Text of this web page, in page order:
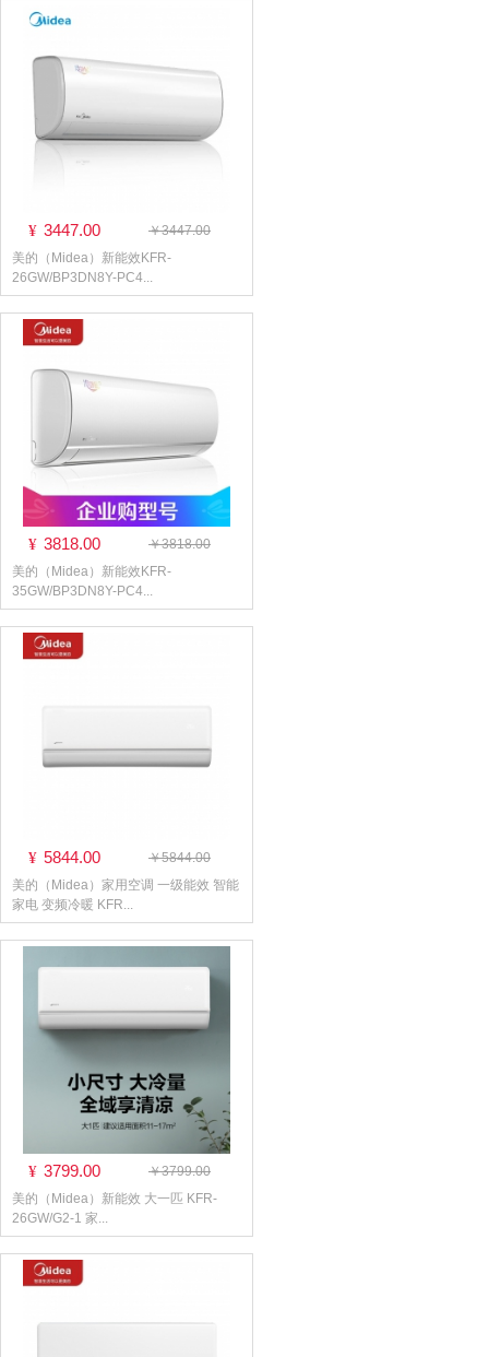
¥ 3447.00
￥3447.00
美的（Midea）新能效KFR-
26GW/BP3DN8Y-PC4...
¥ 3818.00
￥3818.00
美的（Midea）新能效KFR-
35GW/BP3DN8Y-PC4...
¥ 5844.00
￥5844.00
美的（Midea）家用空调 一级能效 智能
家电 变频冷暖 KFR...
¥ 3799.00
￥3799.00
美的（Midea）新能效 大一匹 KFR-
26GW/G2-1 家...